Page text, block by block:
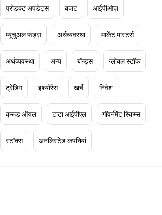
प्रोडक्ट अपडेट्स बजट आईपीओज़
म्यूचुअल फंड्स अर्थव्यवस्था मार्केट मास्टर्स
अर्थव्यवस्था अन्य बॉन्ड्स ग्लोबल स्टॉक
ट्रेडिंग इंश्योरेंस खर्चे निवेश
क्रूड ऑयल टाटा आईपीएल गॉवर्नमेंट स्किम्स
स्टॉक्स अनलिस्टेड कंपनियां